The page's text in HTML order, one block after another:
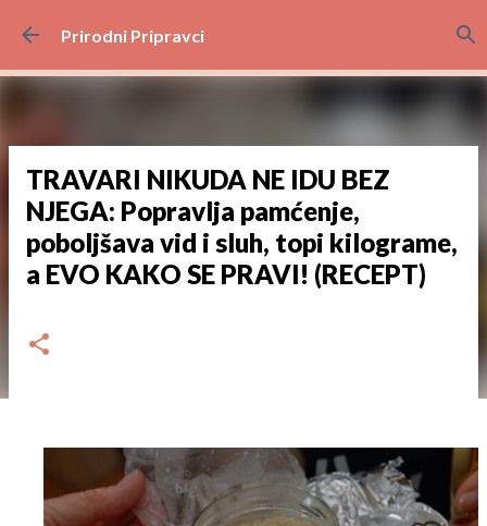
Preskoči na glavni sadržaj
Prirodni Pripravci
TRAVARI NIKUDA NE IDU BEZ
NJEGA: Popravlja pamćenje,
poboljšava vid i sluh, topi kilograme,
a EVO KAKO SE PRAVI! (RECEPT)